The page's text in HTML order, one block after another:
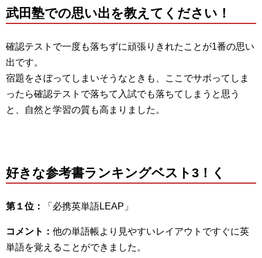
武田塾での思い出を教えてください！
確認テストで一度も落ちずに頑張りきれたことが1番の思い
出です。
宿題をさぼってしまいそうなときも、ここでサボってしま
ったら確認テストで落ちて入試でも落ちてしまうと思う
と、自然と学習の質も高まりました。
好きな参考書ランキングベスト3！く
第１位： 「必携英単語LEAP」
コメント： 他の単語帳より見やすいレイアウトですぐに英
単語を覚えることができました。